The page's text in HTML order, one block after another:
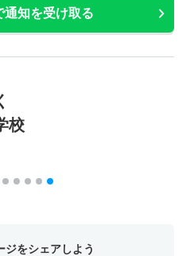
通知を受け取る
校
ジをシェアしよう